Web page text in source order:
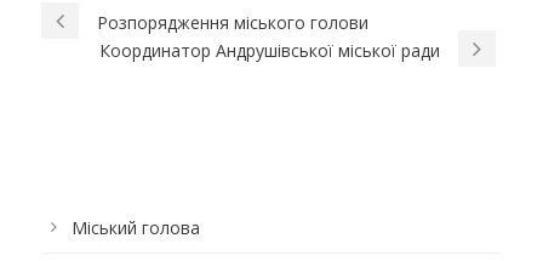
Розпорядження міського голови
Координатор Андрушівської міської ради
Міський голова